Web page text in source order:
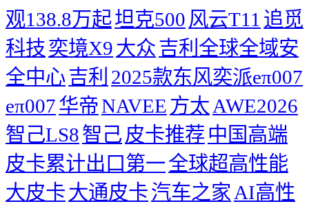
观138.8万起坦克500 风云T11 追觅
科技奕境X9大众吉利全球全域安
全中心吉利 2025款东风奕派eπ007
eπ007华帝NAVEE 方太 AWE2026
智己LS8智己 皮卡推荐 中国高端
皮卡累计出口第一全球超高性能
大皮卡大通皮卡汽车之家 AI高性